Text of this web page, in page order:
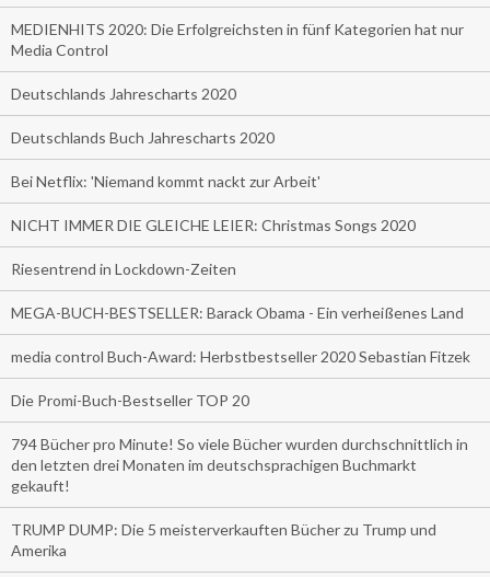
MEDIENHITS 2020: Die Erfolgreichsten in fünf Kategorien hat nur
Media Control
Deutschlands Jahrescharts 2020
Deutschlands Buch Jahrescharts 2020
Bei Netflix: 'Niemand kommt nackt zur Arbeit'
NICHT IMMER DIE GLEICHE LEIER: Christmas Songs 2020
Riesentrend in Lockdown-Zeiten
MEGA-BUCH-BESTSELLER: Barack Obama - Ein verheißenes Land
media control Buch-Award: Herbstbestseller 2020 Sebastian Fitzek
Die Promi-Buch-Bestseller TOP 20
794 Bücher pro Minute! So viele Bücher wurden durchschnittlich in
den letzten drei Monaten im deutschsprachigen Buchmarkt
gekauft!
TRUMP DUMP: Die 5 meisterverkauften Bücher zu Trump und
Amerika